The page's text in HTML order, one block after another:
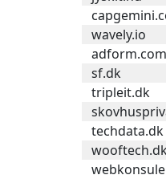
wavely.io
adform.com
sf.dk
tripleit.dk
techdata.dk